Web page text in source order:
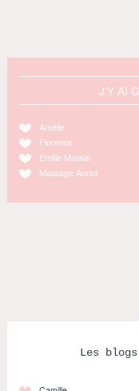
J'Y AI
Amélie
Florence
Emilie Massal
Massage Auriol
Les